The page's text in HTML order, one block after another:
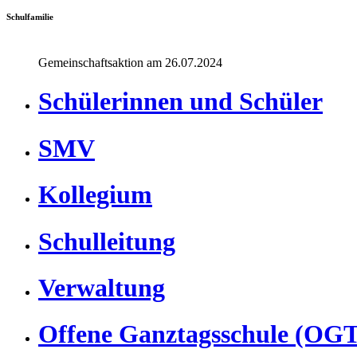
Schulfamilie
Gemeinschaftsaktion am 26.07.2024
Schülerinnen und Schüler
SMV
Kollegium
Schulleitung
Verwaltung
Offene Ganztagsschule